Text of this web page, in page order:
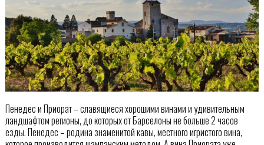
Пенедес и Приорат – славящиеся хорошими винами и удивительным
ландшафтом регионы, до которых от Барселоны не больше 2 часов
езды. Пенедес – родина знаменитой кавы, местного игристого вина,